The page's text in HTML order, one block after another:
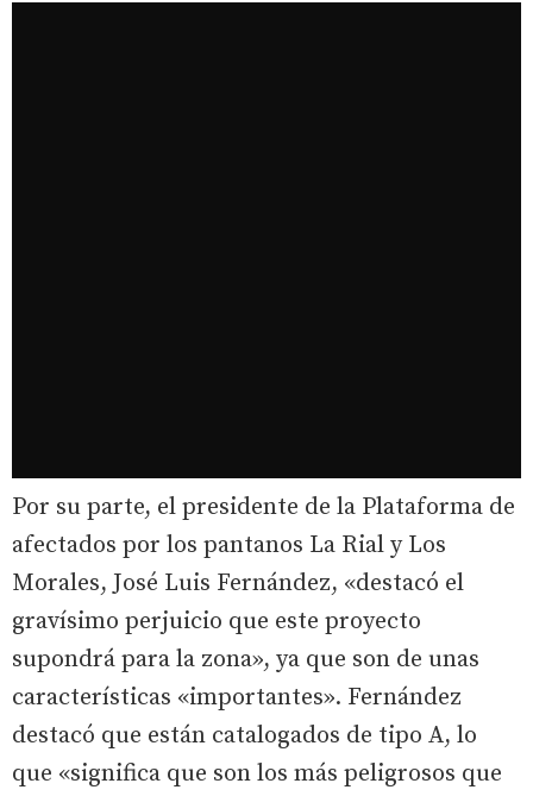
Por su parte, el presidente de la Plataforma de
afectados por los pantanos La Rial y Los
Morales, José Luis Fernández, «destacó el
gravísimo perjuicio que este proyecto
supondrá para la zona», ya que son de unas
características «importantes». Fernández
destacó que están catalogados de tipo A, lo
que «significa que son los más peligrosos que